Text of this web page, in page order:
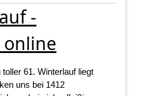
-
online
toller 61. Winterlauf liegt
uns bei 1412